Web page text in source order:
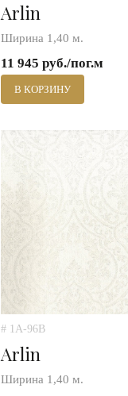
Arlin
Ширина 1,40 м.
11 945 руб./пог.м
В КОРЗИНУ
# 1A-96B
Arlin
Ширина 1,40 м.